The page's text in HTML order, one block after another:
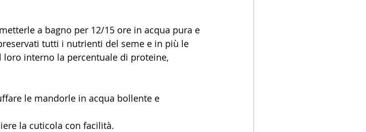
a bagno per 12/15 ore in acqua pura e
tutti i nutrienti del seme e in più le
interno la percentuale di proteine,
le mandorle in acqua bollente e
la cuticola con facilità.